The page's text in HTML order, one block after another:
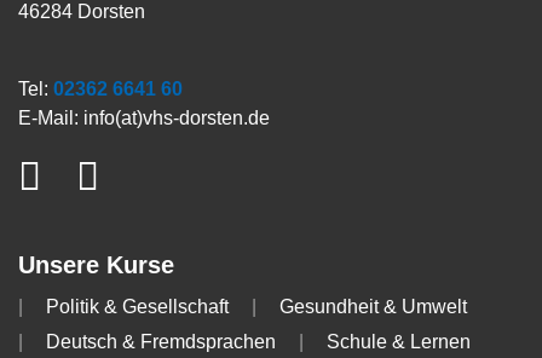
46284 Dorsten
Tel: 02362 6641 60
E-Mail: info(at)vhs-dorsten.de
Unsere Kurse
Politik & Gesellschaft
Gesundheit & Umwelt
Deutsch & Fremdsprachen
Schule & Lernen